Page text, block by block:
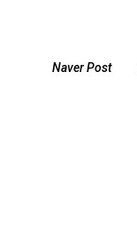
Naver Post